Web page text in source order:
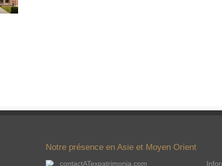
Notre présence en Asie et Moyen Orient
contactATexpatrimonia.com